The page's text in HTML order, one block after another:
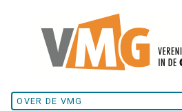
OVER DE VMG